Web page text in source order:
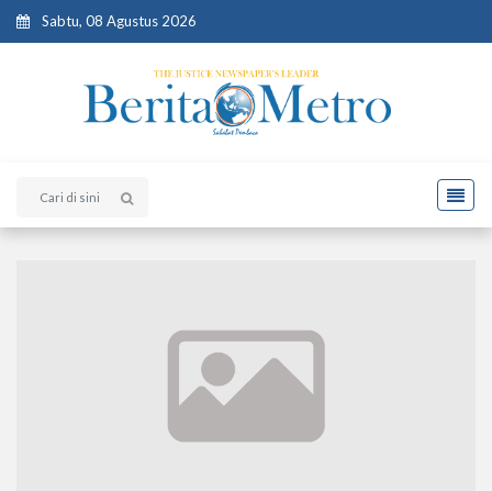
Sabtu, 08 Agustus 2026